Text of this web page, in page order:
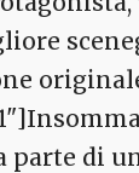
parte di